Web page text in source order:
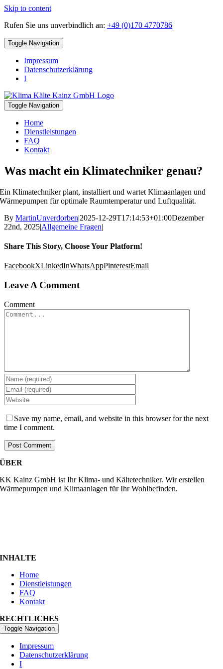
Skip to content
Rufen Sie uns unverbindlich an: +49 (0)170 4770786
Toggle Navigation
Impressum
Datenschutzerklärung
I
Toggle Navigation
Home
Dienstleistungen
FAQ
Kontakt
Was macht ein Klimatechniker genau?
Ein Klimatechniker plant, installiert und wartet Klimaanlagen und
Wärmepumpen für optimale Raumtemperatur und Luftqualität.
By MartinUnverdorben|2025-12-29T17:14:53+01:00Dezember
22nd, 2025|Allgemeine Fragen|
Share This Story, Choose Your Platform!
FacebookXLinkedInWhatsAppPinterestEmail
Leave A Comment
Comment
Save my name, email, and website in this browser for the next
time I comment.
ÜBER
KK Kainz GmbH ist Ihr Klima- und Kältetechniker. Wir erstellen
Wärmepumpen und Klimaanlagen für Ihr Wohlbefinden.
INHALTE
Home
Dienstleistungen
FAQ
Kontakt
RECHTLICHES
Toggle Navigation
Impressum
Datenschutzerklärung
I